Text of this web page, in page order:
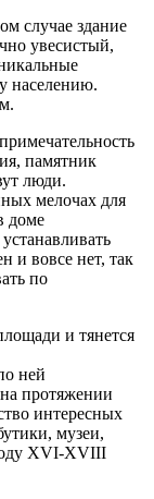
случае здание
увесистый,
населению.
памятник
люди.
мелочах для
доме
и вовсе нет, так
по
и тянется
ней
протяжении
интересных
музеи,
XVI-XVIII